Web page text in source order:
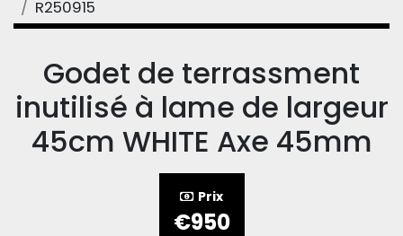
R250915
Godet de terrassment
inutilisé à lame de largeur
45cm WHITE Axe 45mm
Prix
€950